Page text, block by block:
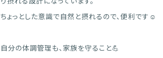
ちょっとした意識で自然と摂れるので、便利です☺️
自分の体調管理も、家族を守ること💪